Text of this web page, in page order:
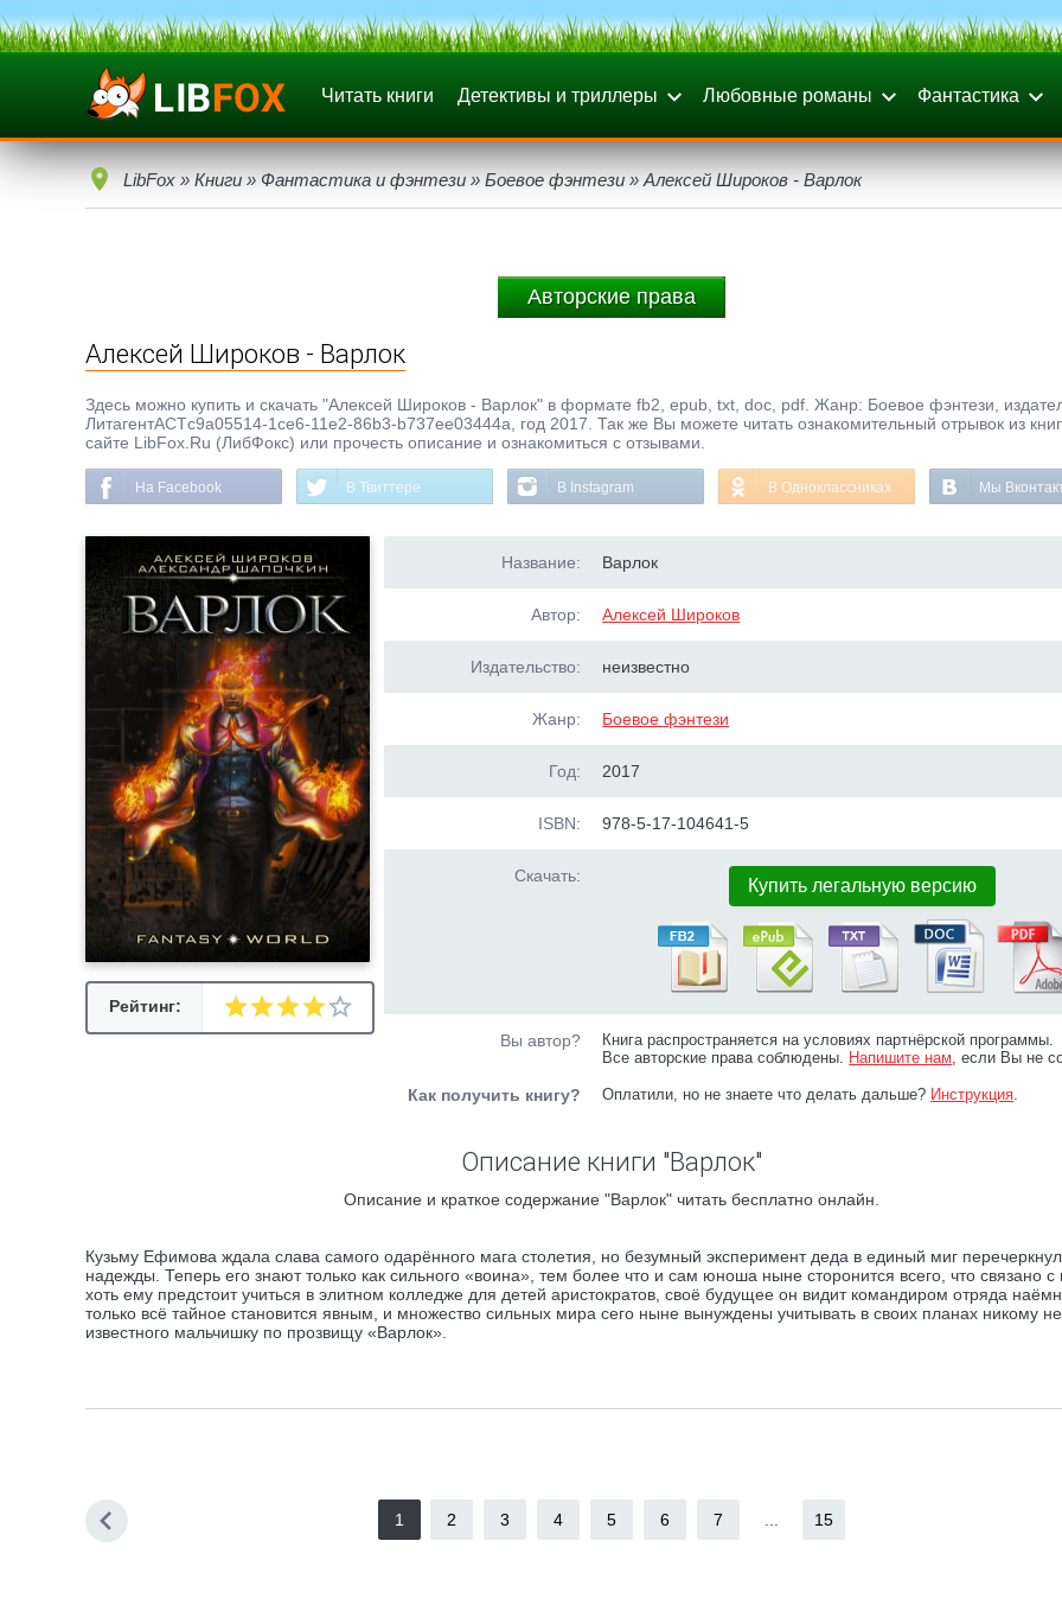
Читать книги Детективы и триллеры Любовные романы Фантастика
LibFox » Книги » Фантастика и фэнтези » Боевое фэнтези » Алексей Широков - Варлок
Авторские права
Алексей Широков - Варлок
Здесь можно купить и скачать "Алексей Широков - Варлок" в формате fb2, epub, txt, doc, pdf. Жанр: Боевое фэнтези,
ЛитагентАСТc9a05514-1ce6-11e2-86b3-b737ee03444a, год 2017. Так же Вы можете читать ознакомительный отрывок из
сайте LibFox.Ru (ЛибФокс) или прочесть описание и ознакомиться с отзывами.
На Facebook В Твиттере В Instagram В Одноклассниках Мы
Рейтинг:
Название: Варлок
Автор: Алексей Широков
Издательство: неизвестно
Жанр: Боевое фэнтези
Год: 2017
ISBN: 978-5-17-104641-5
Скачать: Купить легальную версию
Вы автор?
Книга распространяется на условиях партнёрской программы.
Все авторские права соблюдены. Напишите нам, если Вы не
Как получить книгу? Оплатили, но не знаете что делать дальше? Инструкция.
Описание книги "Варлок"
Описание и краткое содержание "Варлок" читать бесплатно онлайн.
Кузьму Ефимова ждала слава самого одарённого мага столетия, но безумный эксперимент деда в единый миг
надежды. Теперь его знают только как сильного «воина», тем более что и сам юноша ныне сторонится всего, что связано
хоть ему предстоит учиться в элитном колледже для детей аристократов, своё будущее он видит командиром отряда
только всё тайное становится явным, и множество сильных мира сего ныне вынуждены учитывать в своих планах никому не
известного мальчишку по прозвищу «Варлок».
1 2 3 4 5 6 7 15